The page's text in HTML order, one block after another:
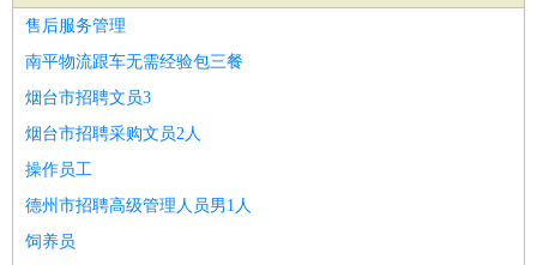
售后服务管理
南平物流跟车无需经验包三餐
烟台市招聘文员3
烟台市招聘采购文员2人
操作员工
德州市招聘高级管理人员男1人
饲养员